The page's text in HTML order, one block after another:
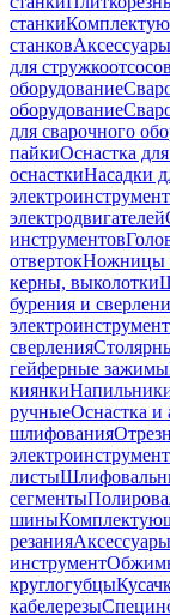
станки
станков
для стружкоотсосов
оборудование
оборудование
для сварочного
пайкиОснастка
оснасткиНасадки
электродвигателей
инструментов
отвертокНожницы
керны, выколотки
бурения и
сверления
гейферные зажимы
киянки
ручныеОснастка и
шлифования
листы
сегменты
шины
резания
инструмент
круглогубцы
кабелерезы